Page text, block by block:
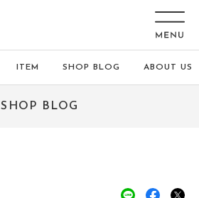
ITEM SHOP BLOG ABOUT US
SHOP BLOG